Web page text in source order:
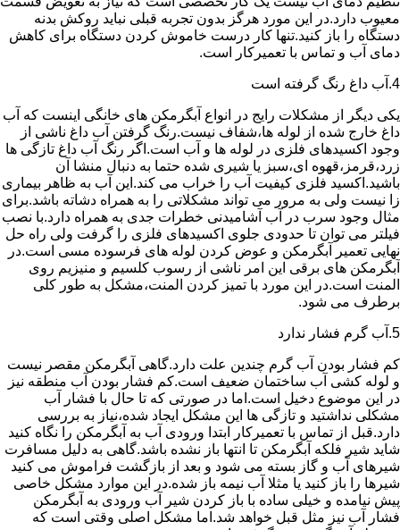
معیوب دارد.در این مورد هرگز بدون تجربه قبلی نباید روکش بدنه
دستگاه را باز کنید.تنها کار درست خاموش کردن دستگاه برای کاهش
دمای آب و تماس با تعمیرکار است.
4.آب داغ رنگ گرفته است
یکی دیگر از مشکلات رایج در انواع آبگرمکن های خانگی اینست که آب
داغ خارج شده از لوله ها،شفاف نیست.رنگ گرفتن آب داغ ناشی از
وجود اکسیدهای فلزی در لوله ها و آب است.اگر رنگ آب داغ تازگی ها
زرد،قرمز،قهوه ای،سبز یا شیری شده حتما به دنبال منشا آن
باشید.اکسید فلزی کیفیت آب را خراب می کند.این آب به ظاهر بیماری
زا نیست ولی به مرور می تواند مشکلاتی را به همراه دشاته باشد.برای
مثال وجود سرب در آب آشامیدنی خطرات جدی به همراه دارد.با نصب
فیلتر می توان تا حدودی جلوی اکسیدهای فلزی را گرفت ولی راه حل
نهایی تعمیر آبگرمکن و عوض کردن لوله های فرسوده مسی است.در
آبگرمکن های برقی این امر ناشی از رسوب کلسیم و منیزیم روی
المنت است.در این مورد با تمیز کردن المنت،مشکل به طور کلی
برطرف می شود.
5.آب گرم فشار ندارد
کم فشار بودن آب گرم چندین علت دارد.گاهی آبگرمکن مقصر نیست
و لوله کشی آب ساختمان ضعیف است.کم فشار بودن آب منطقه نیز
در این موضوع دخیل است.اما در صورتی که تا حال با فشار آب
مشکلی نداشتید و تازگی ها این مشکل ایجاد شده،نیاز به بررسی
دارد.قبل از تماس با تعمیرکار ابتدا ورودی آب به آبگرمکن را نگاه کنید
شاید شیر فلکه آبگرمکن تا انتها باز نشده باشد.گاهی به دلیل مسافرت
شیرهای آب و گاز بسته می شود و بعد از بازگشت فراموش می کنید
شیرها را باز کنید یا مثلا آب نیمه باز شده.در این موارد مشکل خاصی
پیش نیامده و خیلی ساده با باز کردن شیر آب ورودی به آبگرمکن
فشار آب نیز مثل قبل خواهد شد.اما مشکل اصلی وقتی است که